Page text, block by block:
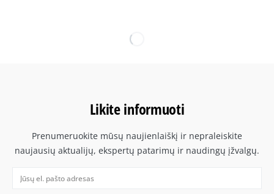
Likite informuoti
Prenumeruokite mūsų naujienlaiškį ir nepraleiskite
naujausių aktualijų, ekspertų patarimų ir naudingų įžvalgų.